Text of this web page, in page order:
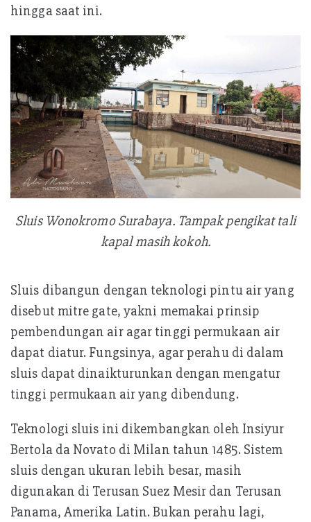
hingga saat ini.
Sluis Wonokromo Surabaya. Tampak pengikat tali
kapal masih kokoh.
Sluis dibangun dengan teknologi pintu air yang
disebut mitre gate, yakni memakai prinsip
pembendungan air agar tinggi permukaan air
dapat diatur. Fungsinya, agar perahu di dalam
sluis dapat dinaikturunkan dengan mengatur
tinggi permukaan air yang dibendung.
Teknologi sluis ini dikembangkan oleh Insiyur
Bertola da Novato di Milan tahun 1485. Sistem
sluis dengan ukuran lebih besar, masih
digunakan di Terusan Suez Mesir dan Terusan
Panama, Amerika Latin. Bukan perahu lagi,